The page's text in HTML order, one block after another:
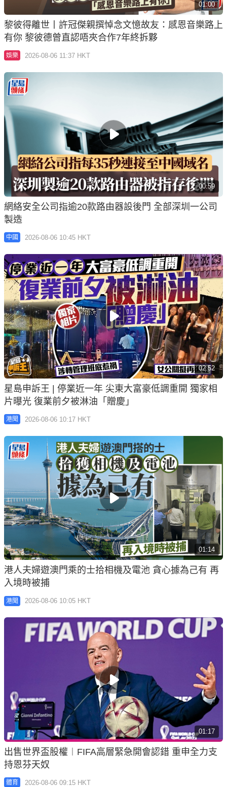
01:00
黎彼得離世丨許冠傑親撰悼念文憶故友：感恩音樂路上
有你 黎彼德曾直認唔夾合作7年終拆夥
娛樂 2026-08-06 11:37 HKT
00:59
網絡安全公司指逾20款路由器設後門 全部深圳一公司
製造
中國 2026-08-06 10:45 HKT
02:52
星島申訴王 | 停業近一年 尖東大富豪低調重開 獨家相
片曝光 復業前夕被淋油「贈慶」
港聞 2026-08-06 10:17 HKT
01:14
港人夫婦遊澳門乘的士拾相機及電池 貪心據為己有 再
入境時被捕
港聞 2026-08-06 10:05 HKT
01:17
出售世界盃股權︱FIFA高層緊急開會認錯 重申全力支
持恩芬天奴
體育 2026-08-06 09:15 HKT